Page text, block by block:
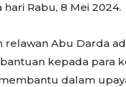
Rabu, 8 Mei 2024.
relawan Abu Darda
kepada para
dalam